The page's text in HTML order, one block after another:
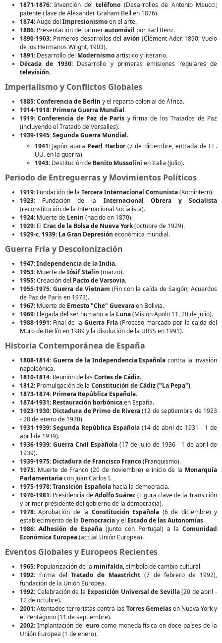
1871-1876: Invención delteléfono (Desarrollos de Antonio Meucci;
patente clave de Alexander Graham Bell en 1876).
1874:Auge del Impresionismoen el arte.
1886: Presentación del primerautomóvil por Karl Benz.
1890-1903: Primeros desarrollos del avión (Clément Ader, 1890; Vuelo
de los Hermanos Wright, 1903).
1891: Desarrollo del Modernismoartístico y literario.
Década de 1930:Desarrollo y primeras emisiones regulares de
televisión.
Imperialismo y Conflictos Globales
1885:Conferencia de Berlín y el reparto colonial de África.
1914-1918: Primera Guerra Mundial.
1919: Conferencia de Paz de París y firma de los Tratados de Paz
(incluyendo el Tratado de Versalles).
1939-1945:Segunda Guerra Mundial.
1941: Japón ataca Pearl Harbor(7 de diciembre, entrada de EE.
UU. en la guerra).
1943: Destitución de Benito Mussolini en Italia (julio).
Periodo de Entreguerras y Movimientos Políticos
1919: Fundación de la Tercera Internacional Comunista(Komintern).
1923: Fundación de la Internacional Obrera y Socialista
(reconstitución de la Internacional Socialista).
1924: Muerte de Lenin (nacido en 1870).
1929: El Crac de la Bolsa de Nueva York(octubre de 1929).
1929-c. 1939: La Gran Depresión económica mundial.
Guerra Fría y Descolonización
1947:Independencia de la India.
1953: Muerte deIósif Stalin (marzo).
1955:Creación del Pacto de Varsovia.
1955-1975: Guerra de Vietnam (Fin con la caída de Saigón; Acuerdos
de Paz de París en 1973).
1967: Muerte de Ernesto "Che" Guevaraen Bolivia.
1969: Llegada del ser humano a la Luna(Misión Apolo 11, 20 de julio).
1988-1991: Final de la Guerra Fría(Proceso marcado por la caída del
Muro de Berlín en 1989 y la disolución de la URSS en 1991).
Historia Contemporánea de España
1808-1814: Guerra de la Independencia Española contra la invasión
napoleónica.
1810-1814: Reunión de las Cortes de Cádiz.
1812: Promulgación de la Constitución de Cádiz ("La Pepa").
1873-1874: Primera República Española.
1874-1931: Restauración borbónicaen España.
1923-1930: Dictadura de Primo de Rivera(12 de septiembre de 1923
- 28 de enero de 1930).
1931-1939: Segunda República Española (14 de abril de 1931 - 1 de
abril de 1939).
1936-1939: Guerra Civil Española (17 de julio de 1936 - 1 de abril de
1939).
1939-1975: Dictadura de Francisco Franco(Franquismo).
1975: Muerte de Franco (20 de noviembre) e inicio de la Monarquía
Parlamentariacon Juan Carlos I.
1975-1978:Transición Española hacia la democracia.
1976-1981: Presidencia deAdolfo Suárez (Figura clave de la Transición
y primer presidente del gobierno de la democracia).
1978: Aprobación de la Constitución Española (6 de diciembre) y
establecimiento de la Democraciay el Estado de las Autonomías.
1986: Adhesión de España (junto con Portugal) a la Comunidad
Económica Europea(actual Unión Europea).
Eventos Globales y Europeos Recientes
1965: Popularización de la minifalda, símbolo de cambio cultural.
1992: Firma delTratado de Maastricht (7 de febrero de 1992),
fundación de la Unión Europea.
1992: Celebración de la Exposición Universal de Sevilla(20 de abril -
12 de octubre).
2001:Atentados terroristas contra las Torres Gemelasen Nueva York y
el Pentágono (11 de septiembre).
2002: Implantación del eurocomo moneda física en doce países de la
Unión Europea (1 de enero).